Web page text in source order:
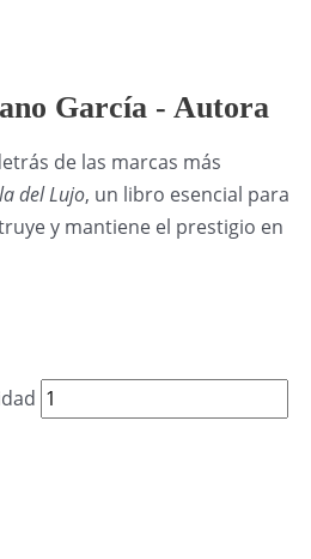
García - Autora
de las marcas más
del Lujo, un libro esencial para
y mantiene el prestigio en